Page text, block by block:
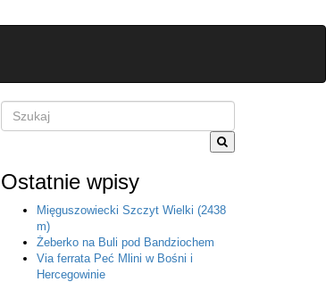
Szukane
słowo
Ostatnie wpisy
Mięguszowiecki Szczyt Wielki (2438
m)
Żeberko na Buli pod Bandziochem
Via ferrata Peć Mlini w Bośni i
Hercegowinie